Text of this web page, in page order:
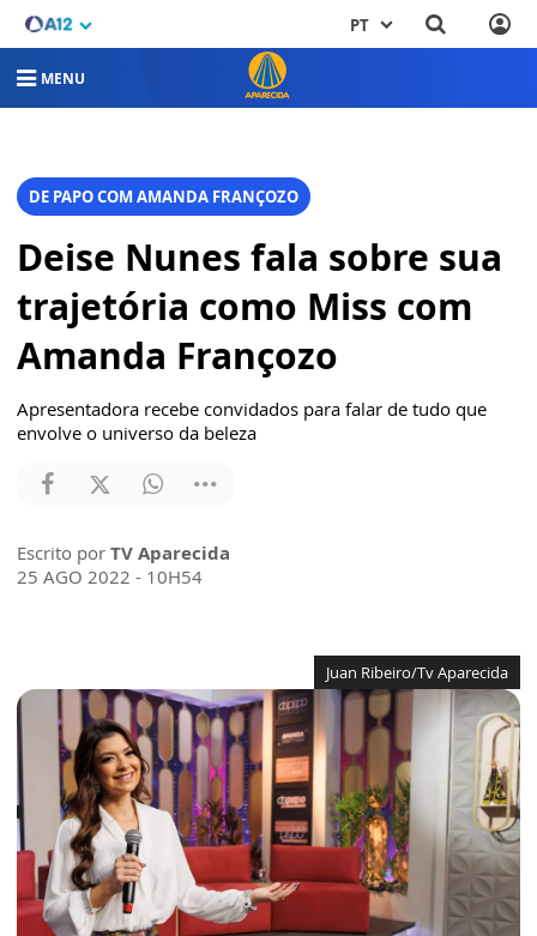
PT
MENU
DE PAPO COM AMANDA FRANÇOZO
Deise Nunes fala sobre sua
trajetória como Miss com
Amanda Françozo
Apresentadora recebe convidados para falar de tudo que
envolve o universo da beleza
Escrito por TV Aparecida
25 AGO 2022 - 10H54
Juan Ribeiro/Tv Aparecida